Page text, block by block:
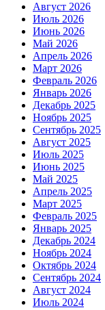
Август 2026
Июль 2026
Июнь 2026
Май 2026
Апрель 2026
Март 2026
Февраль 2026
Январь 2026
Декабрь 2025
Ноябрь 2025
Сентябрь 2025
Август 2025
Июль 2025
Июнь 2025
Май 2025
Апрель 2025
Март 2025
Февраль 2025
Январь 2025
Декабрь 2024
Ноябрь 2024
Октябрь 2024
Сентябрь 2024
Август 2024
Июль 2024